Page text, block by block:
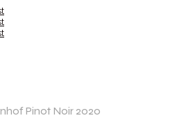
Pinot Noir 2020